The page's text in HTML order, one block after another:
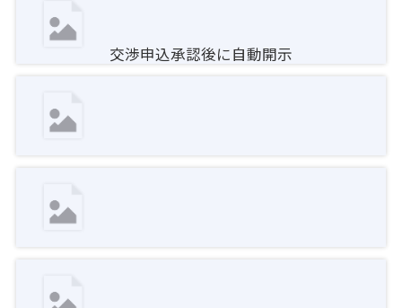
交渉申込承認後に自動開示